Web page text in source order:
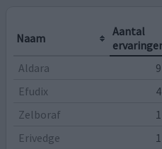
Naam
Aantal
Aldara
9
Efudix
4
Zelboraf
1
Erivedge
1